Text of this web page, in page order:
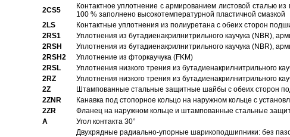
2CS5
Контактное уплотнение с армированием листовой сталью
100 % заполнено высокотемпературной пластичной смазкой
2LS
Контактные уплотнения из полиуретана с обеих сторон
2RS1
Уплотнения из бутадиенакрилнитрильного каучука (NBR),
2RSH
Уплотнения из бутадиенакрилнитрильного каучука (NBR),
2RSH2
Уплотнение из фторкаучука (FKM)
2RSL
Уплотнения низкого трения из бутадиенакрилнитрильного
2RZ
Уплотнения низкого трения из бутадиенакрилнитрильного
2Z
Штампованные стальные защитные шайбы с обеих сторон
2ZNR
Канавка под стопорное кольцо на наружном кольце с
2ZR
Фланец на наружном кольце и штампованные стальные
A
Угол контакта 30°
Двухрядные радиально-упорные шарикоподшипники: без